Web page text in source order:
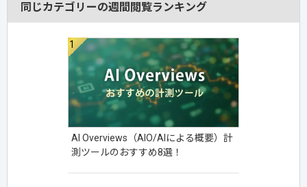
同じカテゴリーの週間閲覧ランキング
AI Overviews（AIO/AIによる概要）計
測ツールのおすすめ8選！